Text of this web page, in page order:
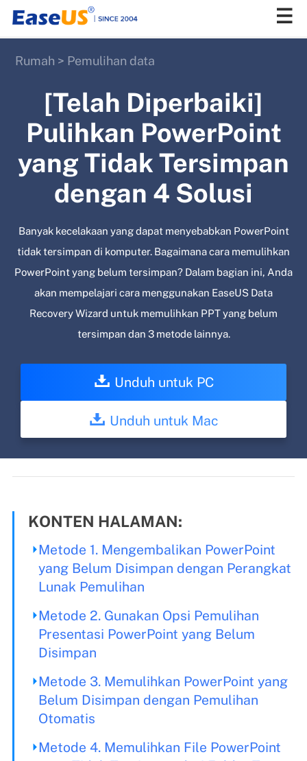
Rumah > Pemulihan data
[Telah Diperbaiki]
Pulihkan PowerPoint
yang Tidak Tersimpan
dengan 4 Solusi
Banyak kecelakaan yang dapat menyebabkan PowerPoint
tidak tersimpan di komputer. Bagaimana cara memulihkan
PowerPoint yang belum tersimpan? Dalam bagian ini, Anda
akan mempelajari cara menggunakan EaseUS Data
Recovery Wizard untuk memulihkan PPT yang belum
tersimpan dan 3 metode lainnya.
Unduh untuk PC
Unduh untuk Mac
KONTEN HALAMAN:
Metode 1. Mengembalikan PowerPoint
yang Belum Disimpan dengan Perangkat
Lunak Pemulihan
Metode 2. Gunakan Opsi Pemulihan
Presentasi PowerPoint yang Belum
Disimpan
Metode 3. Memulihkan PowerPoint yang
Belum Disimpan dengan Pemulihan
Otomatis
Metode 4. Memulihkan File PowerPoint